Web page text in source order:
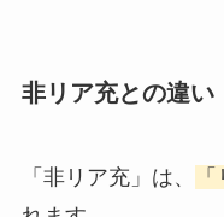
非リア充との違い
「非リア充」は、